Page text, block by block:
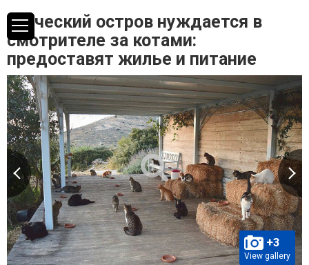
Греческий остров нуждается в
смотрителе за котами:
предоставят жилье и питание
+3
View gallery